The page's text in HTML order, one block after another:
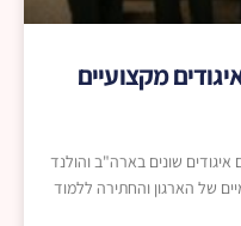
מקצועיים
שונים בארה"ב והולנד
של הארגון והחתירה ללמוד